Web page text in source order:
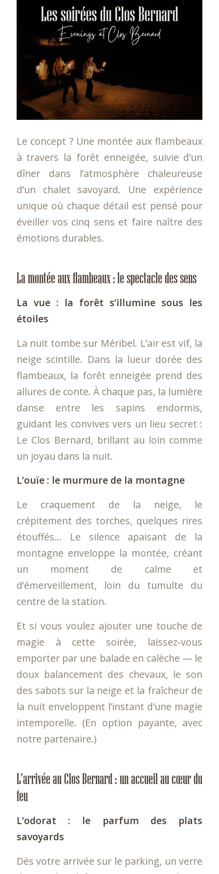
Le concept ? Une montée aux flambeaux
à travers la forêt enneigée, suivie d’un
dîner dans l’atmosphère chaleureuse
d’un chalet savoyard. Une expérience
unique où chaque détail est pensé pour
éveiller vos cinq sens et faire naître des
émotions durables.
La montée aux flambeaux : le spectacle des sens
La vue : la forêt s’illumine sous les
étoiles
La nuit tombe sur Méribel. L’air est vif, la
neige scintille. Dans la lueur dorée des
flambeaux, la forêt enneigée prend des
allures de conte. À chaque pas, la lumière
danse entre les sapins endormis,
guidant les convives vers un lieu secret :
Le Clos Bernard, brillant au loin comme
un joyau dans la nuit.
L’ouïe : le murmure de la montagne
Le craquement de la neige, le
crépitement des torches, quelques rires
étouffés… Le silence apaisant de la
montagne enveloppe la montée, créant
un moment de calme et
d’émerveillement, loin du tumulte du
centre de la station.
Et si vous voulez ajouter une touche de
magie à cette soirée, laissez-vous
emporter par une balade en calèche — le
doux balancement des chevaux, le son
des sabots sur la neige et la fraîcheur de
la nuit enveloppent l’instant d’une magie
intemporelle. (En option payante, avec
notre partenaire.)
L’arrivée au Clos Bernard : un accueil au cœur du
feu
L’odorat : le parfum des plats
savoyards
Dès votre arrivée sur le parking, un verre